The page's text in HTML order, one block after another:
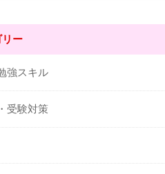
リー
強スキル
受験対策